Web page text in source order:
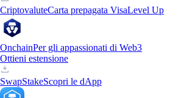
CriptovaluteCarta prepagata VisaLevel Up
OnchainPer gli appassionati di Web3
Ottieni estensione
SwapStakeScopri le dApp